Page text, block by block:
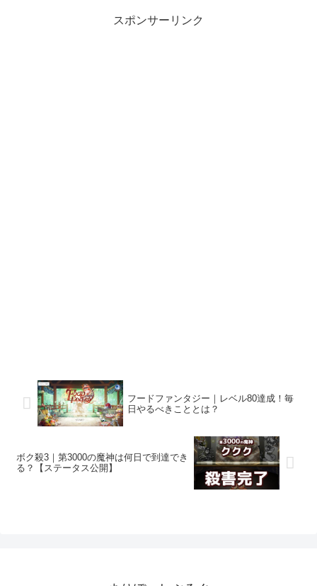
スポンサーリンク
フードファンタジー｜レベル80達成！毎
日やるべきこととは？
ボク殺3｜第3000の魔神は何日で到達でき
る？【ステータス公開】